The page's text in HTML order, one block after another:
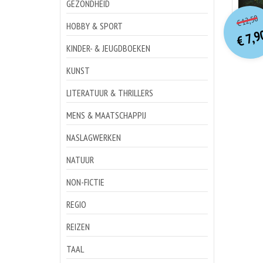
GEZONDHEID
HOBBY & SPORT
KINDER- & JEUGDBOEKEN
KUNST
LITERATUUR & THRILLERS
MENS & MAATSCHAPPIJ
NASLAGWERKEN
NATUUR
NON-FICTIE
REGIO
REIZEN
TAAL
€12,50
€